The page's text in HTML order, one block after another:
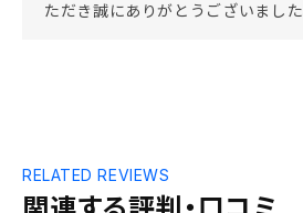
ただき誠にありがとうございました
RELATED REVIEWS